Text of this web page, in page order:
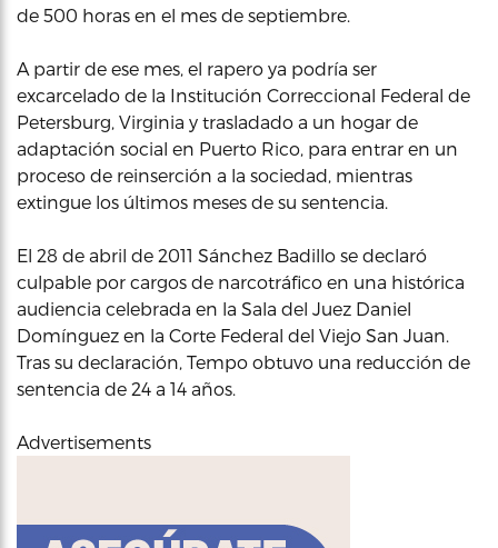
de 500 horas en el mes de septiembre.
A partir de ese mes, el rapero ya podría ser
excarcelado de la Institución Correccional Federal de
Petersburg, Virginia y trasladado a un hogar de
adaptación social en Puerto Rico, para entrar en un
proceso de reinserción a la sociedad, mientras
extingue los últimos meses de su sentencia.
El 28 de abril de 2011 Sánchez Badillo se declaró
culpable por cargos de narcotráfico en una histórica
audiencia celebrada en la Sala del Juez Daniel
Domínguez en la Corte Federal del Viejo San Juan.
Tras su declaración, Tempo obtuvo una reducción de
sentencia de 24 a 14 años.
Advertisements